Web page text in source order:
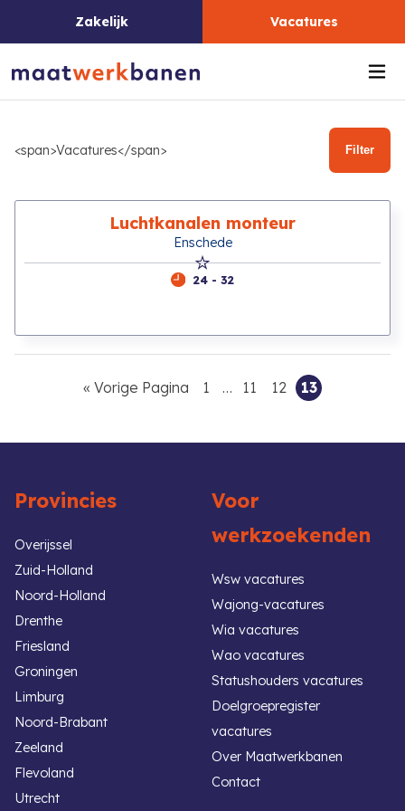
Zakelijk Vacatures
<span>Vacatures</span> Filter
Luchtkanalen monteur
Enschede
24 - 32
« Go
Vorige Pagina
Go
page
1
Interim
…
Go
page
11
Go
page
12
Go
page
13
Provincies
Overijssel
Zuid-Holland
Noord-Holland
Drenthe
Friesland
Groningen
Limburg
Noord-Brabant
Zeeland
Flevoland
Utrecht
Voor
werkzoekenden
Wsw vacatures
Wajong-vacatures
Wia vacatures
Wao vacatures
Statushouders vacatures
Doelgroepregister
vacatures
Over Maatwerkbanen
Contact